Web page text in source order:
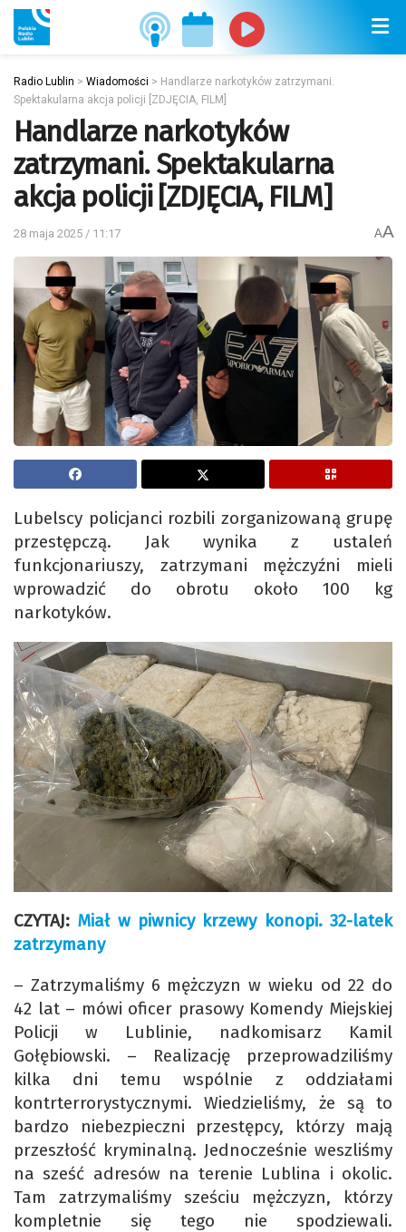
Radio Lublin > Wiadomości > Handlarze narkotyków zatrzymani.
Spektakularna akcja policji [ZDJĘCIA, FILM]
Handlarze narkotyków
zatrzymani. Spektakularna
akcja policji [ZDJĘCIA, FILM]
28 maja 2025 / 11:17 AA
Lubelscy policjanci rozbili zorganizowaną grupę
przestępczą. Jak wynika z ustaleń
funkcjonariuszy, zatrzymani mężczyźni mieli
wprowadzić do obrotu około 100 kg
narkotyków.
CZYTAJ: Miał w piwnicy krzewy konopi. 32-latek
zatrzymany
– Zatrzymaliśmy 6 mężczyzn w wieku od 22 do
42 lat – mówi oficer prasowy Komendy Miejskiej
Policji w Lublinie, nadkomisarz Kamil
Gołębiowski. – Realizację przeprowadziliśmy
kilka dni temu wspólnie z oddziałami
kontrterrorystycznymi. Wiedzieliśmy, że są to
bardzo niebezpieczni przestępcy, którzy mają
przeszłość kryminalną. Jednocześnie weszliśmy
na sześć adresów na terenie Lublina i okolic.
Tam zatrzymaliśmy sześciu mężczyzn, którzy
kompletnie się tego nie spodziewali.